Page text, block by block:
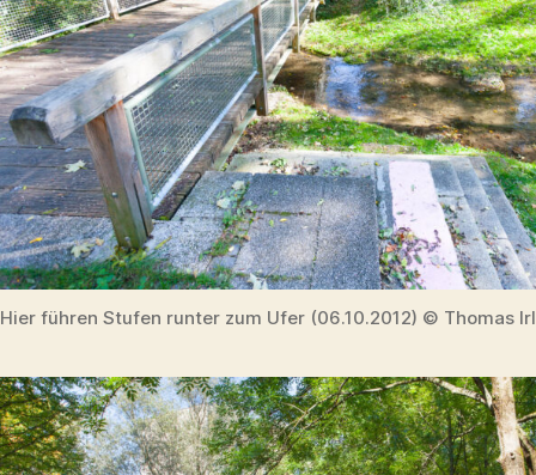
Hier führen Stufen runter zum Ufer (06.10.2012) © Thomas